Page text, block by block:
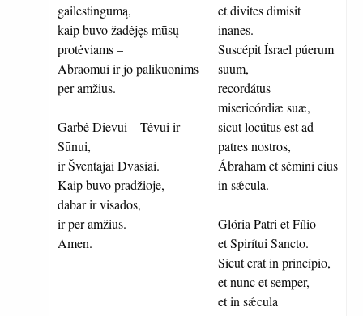
gailestingumą,
kaip buvo žadėjęs mūsų
protėviams –
Abraomui ir jo palikuonims
per amžius.
Garbė Dievui – Tėvui ir
Sūnui,
ir Šventajai Dvasiai.
Kaip buvo pradžioje,
dabar ir visados,
ir per amžius.
Amen.
et divites dimisit
inanes.
Suscépit Ísrael púerum
suum,
recordátus
misericórdiæ suæ,
sicut locútus est ad
patres nostros,
Ábraham et sémini eius
in sǽcula.
Glória Patri et Fílio
et Spirítui Sancto.
Sicut erat in princípio,
et nunc et semper,
et in sǽcula